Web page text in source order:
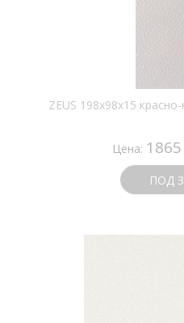
ZEUS 198x98x15
Цена:
ПОД